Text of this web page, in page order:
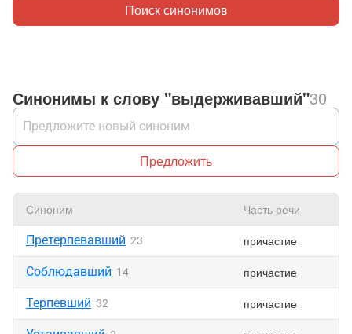
Поиск синонимов
Синонимы к слову "выдерживавший"30
Предложить
Синоним Часть речи
Претерпевавший 23 причастие
Соблюдавший 14 причастие
Терпевший 32 причастие